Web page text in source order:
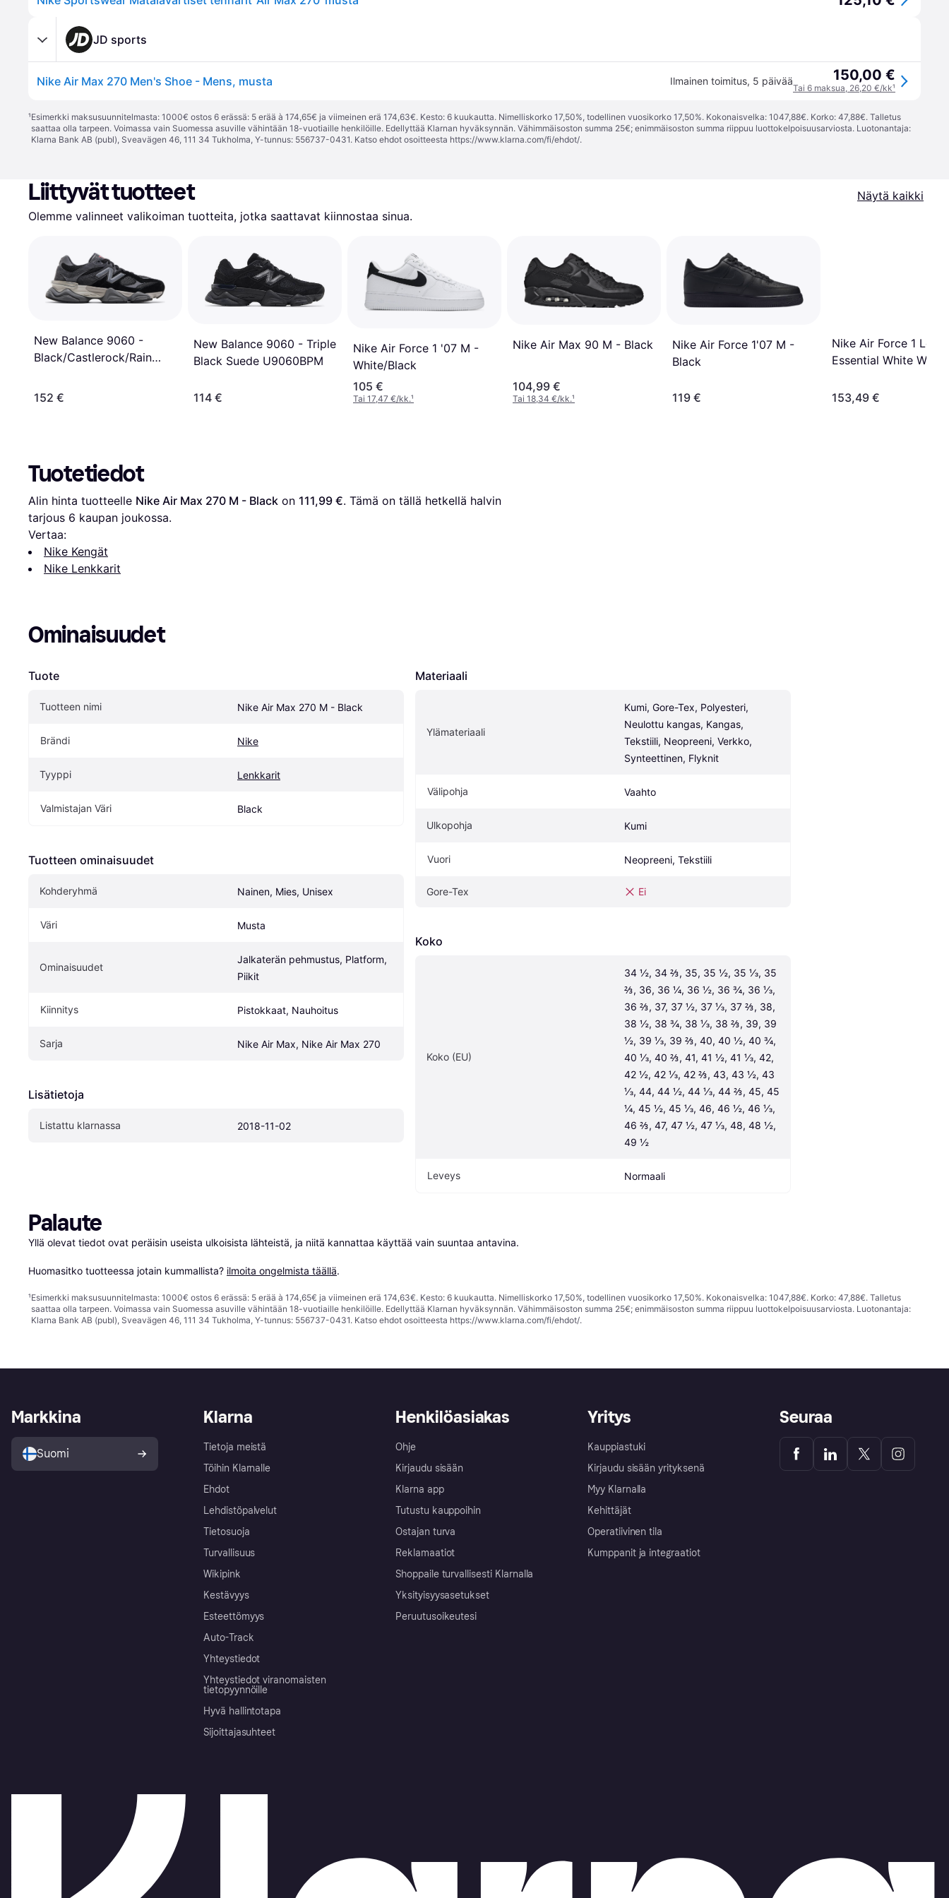
JD sports
Nike Air Max 270 Men's Shoe - Mens, musta Ilmainen toimitus, 5 päivää 150,00 €
Tai 6 maksua, 26,20 €/kk¹
¹Esimerkki maksusuunnitelmasta: 1000€ ostos 6 erässä: 5 erää à 174,65€ ja viimeinen erä 174,63€. Kesto: 6 kuukautta. Nimelliskorko 17,50%, todellinen vuosikorko 17,50%. Kokonaisvelka: 1047,88€. Korko: 47,88€. Talletus
saattaa olla tarpeen. Voimassa vain Suomessa asuville vähintään 18-vuotiaille henkilöille. Edellyttää Klarnan hyväksynnän. Vähimmäisoston summa 25€; enimmäisoston summa riippuu luottokelpoisuusarviosta. Luotonantaja:
Klarna Bank AB (publ), Sveavägen 46, 111 34 Tukholma, Y-tunnus: 556737-0431. Katso ehdot osoitteesta https://www.klarna.com/fi/ehdot/.
Liittyvät tuotteet
Näytä kaikki
Olemme valinneet valikoiman tuotteita, jotka saattavat kiinnostaa sinua.
New Balance 9060 -
Black/Castlerock/Rain
152 €
New Balance 9060 - Triple
Black Suede U9060BPM
114 €
Nike Air Force 1 '07 M -
White/Black
105 €
Tai 17,47 €/kk.¹
Nike Air Max 90 M - Black
104,99 €
Tai 18,34 €/kk.¹
Nike Air Force 1'07 M -
Black
119 €
Nike Air Force 1 Low
Essential White Worn
Black Metallic Dark
153,49 €
Tuotetiedot
Alin hinta tuotteelle Nike Air Max 270 M - Black on 111,99 €. Tämä on tällä hetkellä halvin
tarjous 6 kaupan joukossa.
Vertaa:
Nike Kengät
Nike Lenkkarit
Ominaisuudet
Tuote
Tuotteen nimi Nike Air Max 270 M - Black
Brändi Nike
Tyyppi Lenkkarit
Valmistajan Väri Black
Tuotteen ominaisuudet
Kohderyhmä Nainen, Mies, Unisex
Väri Musta
Ominaisuudet
Jalkaterän pehmustus, Platform,
Piikit
Kiinnitys Pistokkaat, Nauhoitus
Sarja Nike Air Max, Nike Air Max 270
Lisätietoja
Listattu klarnassa 2018-11-02
Materiaali
Ylämateriaali
Kumi, Gore-Tex, Polyesteri,
Neulottu kangas, Kangas,
Tekstiili, Neopreeni, Verkko,
Synteettinen, Flyknit
Välipohja Vaahto
Ulkopohja Kumi
Vuori Neopreeni, Tekstiili
Gore-Tex Ei
Koko
Koko (EU)
34 ½, 34 ⅔, 35, 35 ½, 35 ⅓, 35
⅔, 36, 36 ¼, 36 ½, 36 ¾, 36 ⅓,
36 ⅔, 37, 37 ½, 37 ⅓, 37 ⅔, 38,
38 ½, 38 ¾, 38 ⅓, 38 ⅔, 39, 39
½, 39 ⅓, 39 ⅔, 40, 40 ½, 40 ¾,
40 ⅓, 40 ⅔, 41, 41 ½, 41 ⅓, 42,
42 ½, 42 ⅓, 42 ⅔, 43, 43 ½, 43
⅓, 44, 44 ½, 44 ⅓, 44 ⅔, 45, 45
¼, 45 ½, 45 ⅓, 46, 46 ½, 46 ⅓,
46 ⅔, 47, 47 ½, 47 ⅓, 48, 48 ½,
49 ½
Leveys Normaali
Palaute
Yllä olevat tiedot ovat peräisin useista ulkoisista lähteistä, ja niitä kannattaa käyttää vain suuntaa antavina.
Huomasitko tuotteessa jotain kummallista? ilmoita ongelmista täällä.
¹Esimerkki maksusuunnitelmasta: 1000€ ostos 6 erässä: 5 erää à 174,65€ ja viimeinen erä 174,63€. Kesto: 6 kuukautta. Nimelliskorko 17,50%, todellinen vuosikorko 17,50%. Kokonaisvelka: 1047,88€. Korko: 47,88€. Talletus
saattaa olla tarpeen. Voimassa vain Suomessa asuville vähintään 18-vuotiaille henkilöille. Edellyttää Klarnan hyväksynnän. Vähimmäisoston summa 25€; enimmäisoston summa riippuu luottokelpoisuusarviosta. Luotonantaja:
Klarna Bank AB (publ), Sveavägen 46, 111 34 Tukholma, Y-tunnus: 556737-0431. Katso ehdot osoitteesta https://www.klarna.com/fi/ehdot/.
Klarna
Tietoja meistä
Töihin Klarnalle
Ehdot
Lehdistöpalvelut
Tietosuoja
Turvallisuus
Wikipink
Kestävyys
Esteettömyys
Auto-Track
Yhteystiedot
Yhteystiedot viranomaisten
tietopyynnöille
Hyvä hallintotapa
Sijoittajasuhteet
Henkilöasiakas
Ohje
Kirjaudu sisään
Klarna app
Tutustu kauppoihin
Ostajan turva
Reklamaatiot
Shoppaile turvallisesti Klarnalla
Yksityisyysasetukset
Peruutusoikeutesi
Yritys
Kauppiastuki
Kirjaudu sisään yrityksenä
Myy Klarnalla
Kehittäjät
Operatiivinen tila
Kumppanit ja integraatiot
Markkina
Suomi
Seuraa